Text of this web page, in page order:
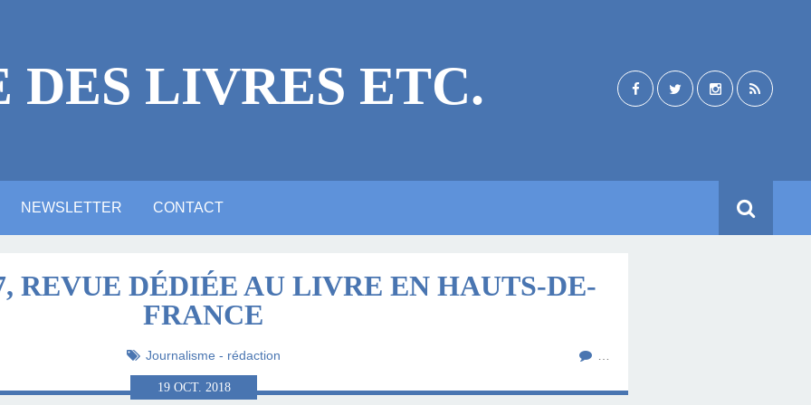
DES LIVRES ETC.
NEWSLETTER CONTACT
REVUE DÉDIÉE AU LIVRE EN HAUTS-DE-
FRANCE
Journalisme - rédaction …
19 OCT. 2018